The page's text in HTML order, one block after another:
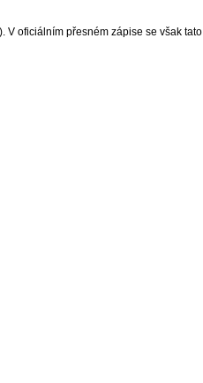
). V oficiálním přesném zápise se však tato